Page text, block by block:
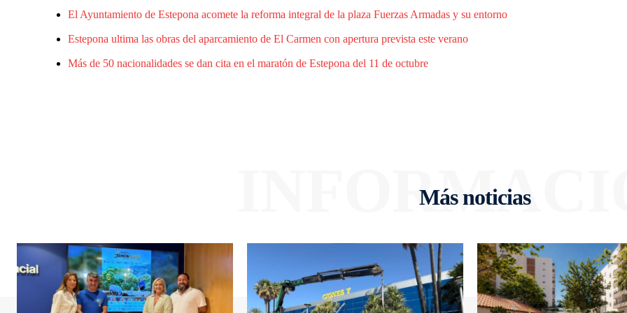
El Ayuntamiento de Estepona acomete la reforma integral de la plaza Fuerzas Armadas y su entorno
Estepona ultima las obras del aparcamiento de El Carmen con apertura prevista este verano
Más de 50 nacionalidades se dan cita en el maratón de Estepona del 11 de octubre
Más noticias